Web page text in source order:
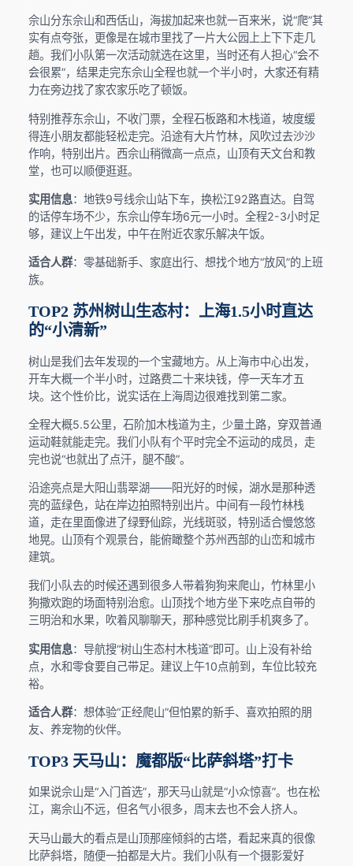
佘山分东佘山和西佸山，海拔加起来也就一百来米，说“爬”其
实有点夸张，更像是在城市里找了一片大公园上上下下走几
趟。我们小队第一次活动就选在这里，当时还有人担心“会不
会很累”，结果走完东佘山全程也就一个半小时，大家还有精
力在旁边找了家农家乐吃了顿饭。
特别推荐东佘山，不收门票，全程石板路和木栈道，坡度缓
得连小朋友都能轻松走完。沿途有大片竹林，风吹过去沙沙
作响，特别出片。西佘山稍微高一点点，山顶有天文台和教
堂，也可以顺便逛逛。
实用信息：地铁9号线佘山站下车，换松江92路直达。自驾
的话停车场不少，东佘山停车场6元一小时。全程2-3小时足
够，建议上午出发，中午在附近农家乐解决午饭。
适合人群：零基础新手、家庭出行、想找个地方“放风”的上班
族。
TOP2 苏州树山生态村：上海1.5小时直达
的“小清新”
树山是我们去年发现的一个宝藏地方。从上海市中心出发，
开车大概一个半小时，过路费二十来块钱，停一天车才五
块。这个性价比，说实话在上海周边很难找到第二家。
全程大概5.5公里，石阶加木栈道为主，少量土路，穿双普通
运动鞋就能走完。我们小队有个平时完全不运动的成员，走
完也说“也就出了点汗，腿不酸”。
沿途亮点是大阳山翡翠湖——阳光好的时候，湖水是那种透
亮的蓝绿色，站在岸边拍照特别出片。中间有一段竹林栈
道，走在里面像进了绿野仙踪，光线斑驳，特别适合慢悠悠
地晃。山顶有个观景台，能俯瞰整个苏州西部的山峦和城市
建筑。
我们小队去的时候还遇到很多人带着狗狗来爬山，竹林里小
狗撒欢跑的场面特别治愈。山顶找个地方坐下来吃点自带的
三明治和水果，吹着风聊聊天，那种感觉比刷手机爽多了。
实用信息：导航搜“树山生态村木栈道”即可。山上没有补给
点，水和零食要自己带足。建议上午10点前到，车位比较充
裕。
适合人群：想体验“正经爬山”但怕累的新手、喜欢拍照的朋
友、养宠物的伙伴。
TOP3 天马山：魔都版“比萨斜塔”打卡
如果说佘山是“入门首选”，那天马山就是“小众惊喜”。也在松
江，离佘山不远，但名气小很多，周末去也不会人挤人。
天马山最大的看点是山顶那座倾斜的古塔，看起来真的很像
比萨斜塔，随便一拍都是大片。我们小队有一个摄影爱好